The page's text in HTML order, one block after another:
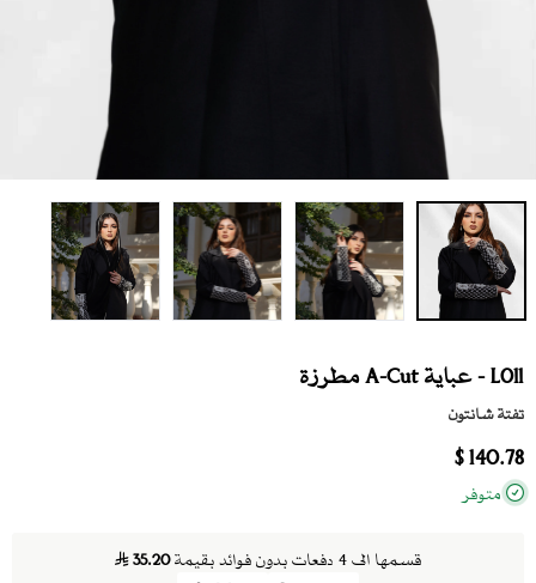
L011 - عباية A-Cut مطرزة
تفتة شانتون
140.78 $
متوفر
قسمها الى 4 دفعات بدون فوائد بقيمة 35.20